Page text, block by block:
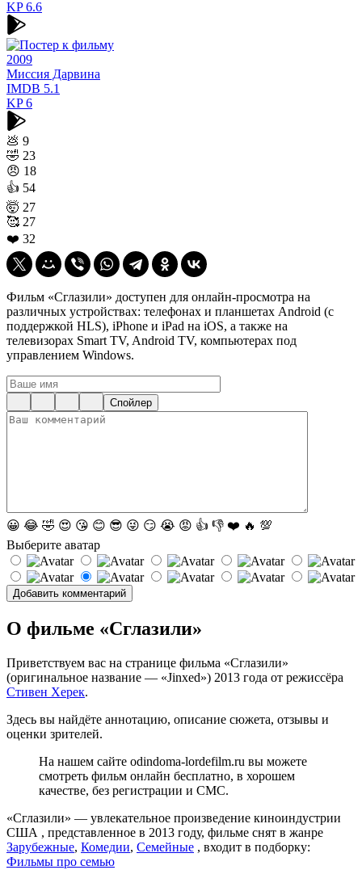
KP6.6
2009
Миссия Дарвина
IMDB 5.1
KP6
💩 9
🤣 23
😠 18
👍 54
🤯 27
🥰 27
❤️ 32
Фильм «Сглазили» доступен для онлайн-просмотра на
различных устройствах: телефонах и планшетах Android (с
поддержкой HLS), iPhone и iPad на iOS, а также на
телевизорах Smart TV, Android TV, компьютерах под
управлением Windows.
Спойлер
😀 😂 🤣 😍 😘 😊 😎 😜 😏 😭 😡 👍 👎 ❤️ 🔥 💯
Выберите аватар
О фильме «Сглазили»
Приветствуем вас на странице фильма «Сглазили»
(оригинальное название — «Jinxed») 2013 года от режиссёра
Стивен Херек.
Здесь вы найдёте аннотацию, описание сюжета, отзывы и
оценки зрителей.
На нашем сайте odindoma-lordefilm.ru вы можете
смотреть фильм онлайн бесплатно, в хорошем
качестве, без регистрации и СМС.
«Сглазили» — увлекательное произведение киноиндустрии
США , представленное в 2013 году, фильме снят в жанре
Зарубежные, Комедии, Семейные , входит в подборку:
Фильмы про семью